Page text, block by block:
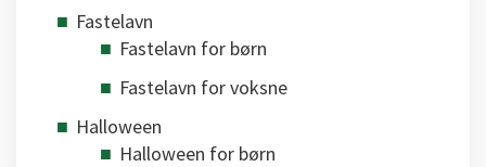
Fastelavn
Fastelavn for børn
Fastelavn for voksne
Halloween
Halloween for børn